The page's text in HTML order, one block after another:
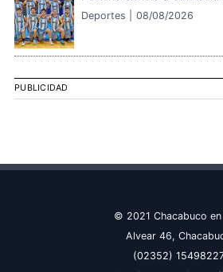
Deportes | 08/08/2026
PUBLICIDAD
© 2021 Chacabuco en
Alvear 46,
(02352)